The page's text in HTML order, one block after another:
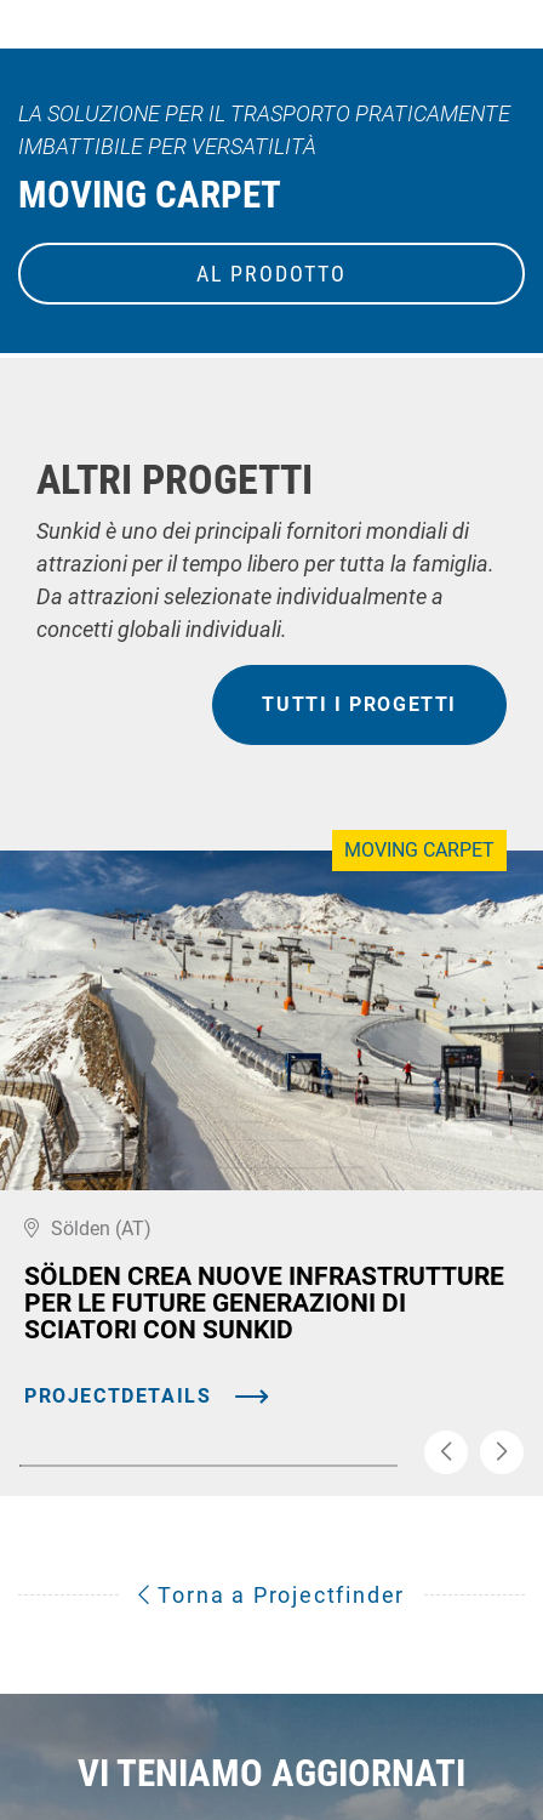
LA SOLUZIONE PER IL TRASPORTO PRATICAMENTE
IMBATTIBILE PER VERSATILITÀ
MOVING CARPET
AL PRODOTTO
ALTRI PROGETTI
Sunkid è uno dei principali fornitori mondiali di
attrazioni per il tempo libero per tutta la famiglia.
Da attrazioni selezionate individualmente a
concetti globali individuali.
TUTTI I PROGETTI
MOVING CARPET
Sölden (AT)
SÖLDEN CREA NUOVE INFRASTRUTTURE
PER LE FUTURE GENERAZIONI DI
SCIATORI CON SUNKID
PROJECTDETAILS
Torna a Projectfinder
VI TENIAMO AGGIORNATI